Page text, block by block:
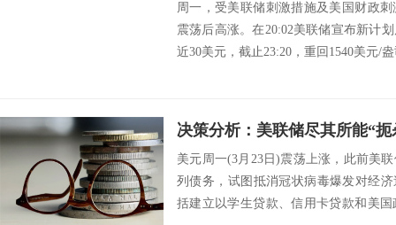
周一，受美联储刺激措施及美国财政
震荡后高涨。在20:02美联储宣布新计
近30美元，截止23:20，重回1540美元/
美元周一(3月23日)震荡上涨，此前美
列债务，试图抵消冠状病毒爆发对经
括建立以学生贷款、信用卡贷款和美